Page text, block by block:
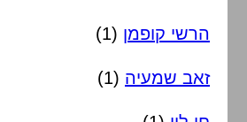
הרשי קופמן (1)
זאב שמעיה (1)